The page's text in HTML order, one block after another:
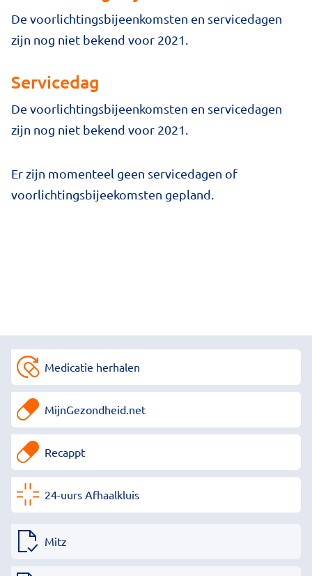
De voorlichtingsbijeenkomsten en servicedagen
zijn nog niet bekend voor 2021.
Servicedag
De voorlichtingsbijeenkomsten en servicedagen
zijn nog niet bekend voor 2021.
Er zijn momenteel geen servicedagen of
voorlichtingsbijeekomsten gepland.
Medicatie herhalen
MijnGezondheid.net
Recappt
24-uurs Afhaalkluis
Mitz